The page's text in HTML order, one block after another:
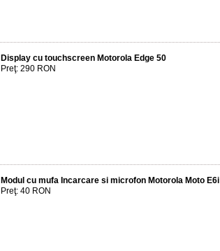
Display cu touchscreen Motorola Edge 50
Preţ: 290 RON
Modul cu mufa Incarcare si microfon Motorola Moto E6i
Preţ: 40 RON